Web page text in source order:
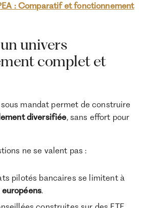
: Comparatif et fonctionnement
un univers
complet et
mandat permet de construire
diversifiée, sans effort pour
ne se valent pas :
pilotés bancaires se limitent à
.